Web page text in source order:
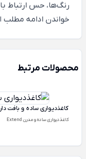
رنگ‌ها، حس ارتباط
خواندن ادامه مطلب
محصولات مرتبط
کاغذدیواری ساده و بافت دار Extend 170209
کاغذدیواری ساده و مدرن Extend